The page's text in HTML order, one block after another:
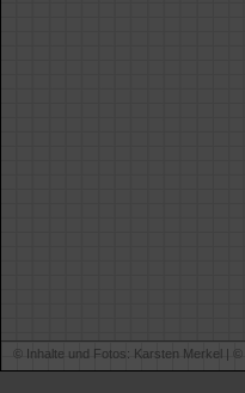
© Inhalte und Fotos: Karsten Merkel | ©